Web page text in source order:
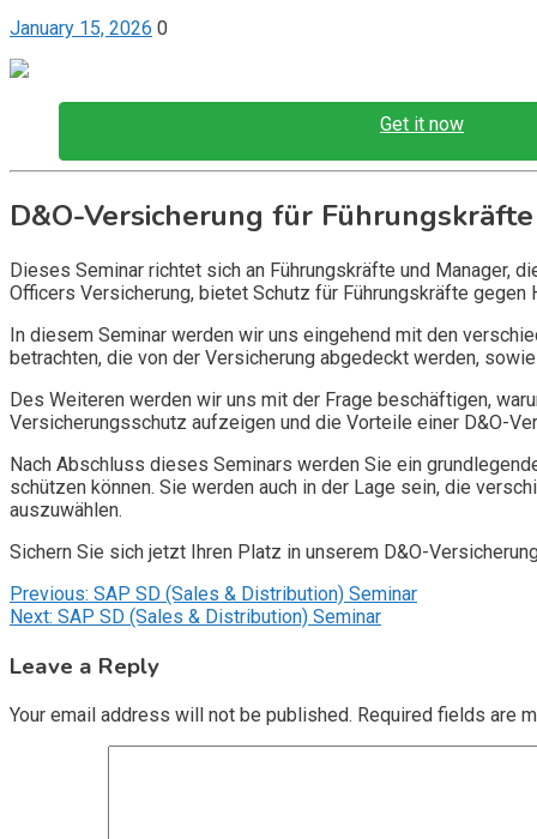
January 15, 2026 0
Get it now
D&O-Versicherung für
Dieses Seminar richtet sich an Führungskräfte und Manager,
Officers Versicherung, bietet Schutz für Führungskräfte
In diesem Seminar werden wir uns eingehend mit den
betrachten, die von der Versicherung abgedeckt werden,
Des Weiteren werden wir uns mit der Frage beschäftigen,
Versicherungsschutz aufzeigen und die Vorteile einer D&O-
Nach Abschluss dieses Seminars werden Sie ein
schützen können. Sie werden auch in der Lage sein, die
auszuwählen.
Sichern Sie sich jetzt Ihren Platz in unserem D&O-
Post
navigation
Previous: SAP SD (Sales & Distribution) Seminar
Next: SAP SD (Sales & Distribution) Seminar
Leave a Reply
Your email address will not be published. Required fields are